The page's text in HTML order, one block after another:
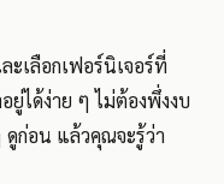
ะเลือกเฟอร์นิเจอร์ที่
ได้ง่าย ๆ ไม่ต้องพึ่งงบ
ดูก่อน แล้วคุณจะรู้ว่า